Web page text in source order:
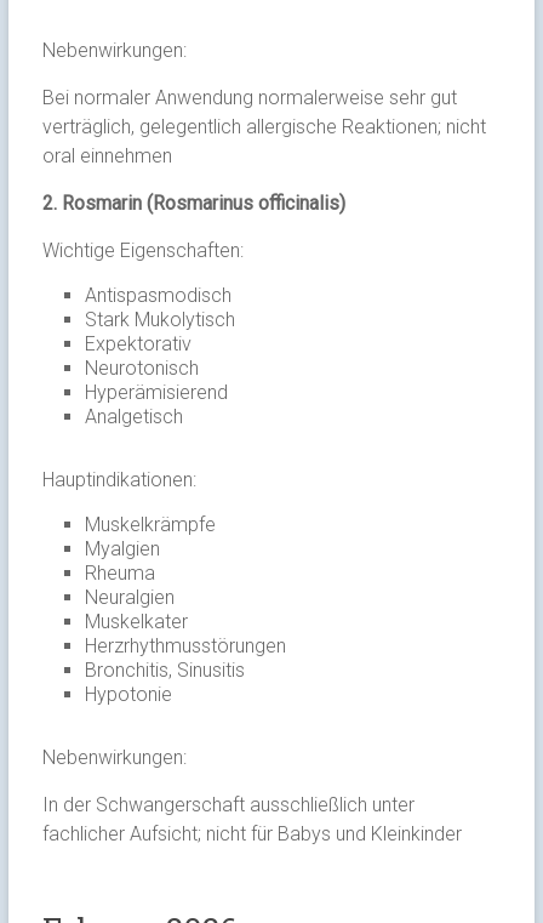
Nebenwirkungen:
Bei normaler Anwendung normalerweise sehr gut
verträglich, gelegentlich allergische Reaktionen; nicht
oral einnehmen
2. Rosmarin (Rosmarinus officinalis)
Wichtige Eigenschaften:
Antispasmodisch
Stark Mukolytisch
Expektorativ
Neurotonisch
Hyperämisierend
Analgetisch
Hauptindikationen:
Muskelkrämpfe
Myalgien
Rheuma
Neuralgien
Muskelkater
Herzrhythmusstörungen
Bronchitis, Sinusitis
Hypotonie
Nebenwirkungen:
In der Schwangerschaft ausschließlich unter
fachlicher Aufsicht; nicht für Babys und Kleinkinder